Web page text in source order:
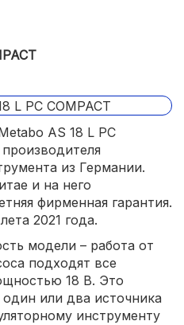
AS 18 L PC
из Германии.
и на него
фирменная гарантия.
2021 года.
модели – работа от
подходят все
18 В. Это
один или два источника
инструменту